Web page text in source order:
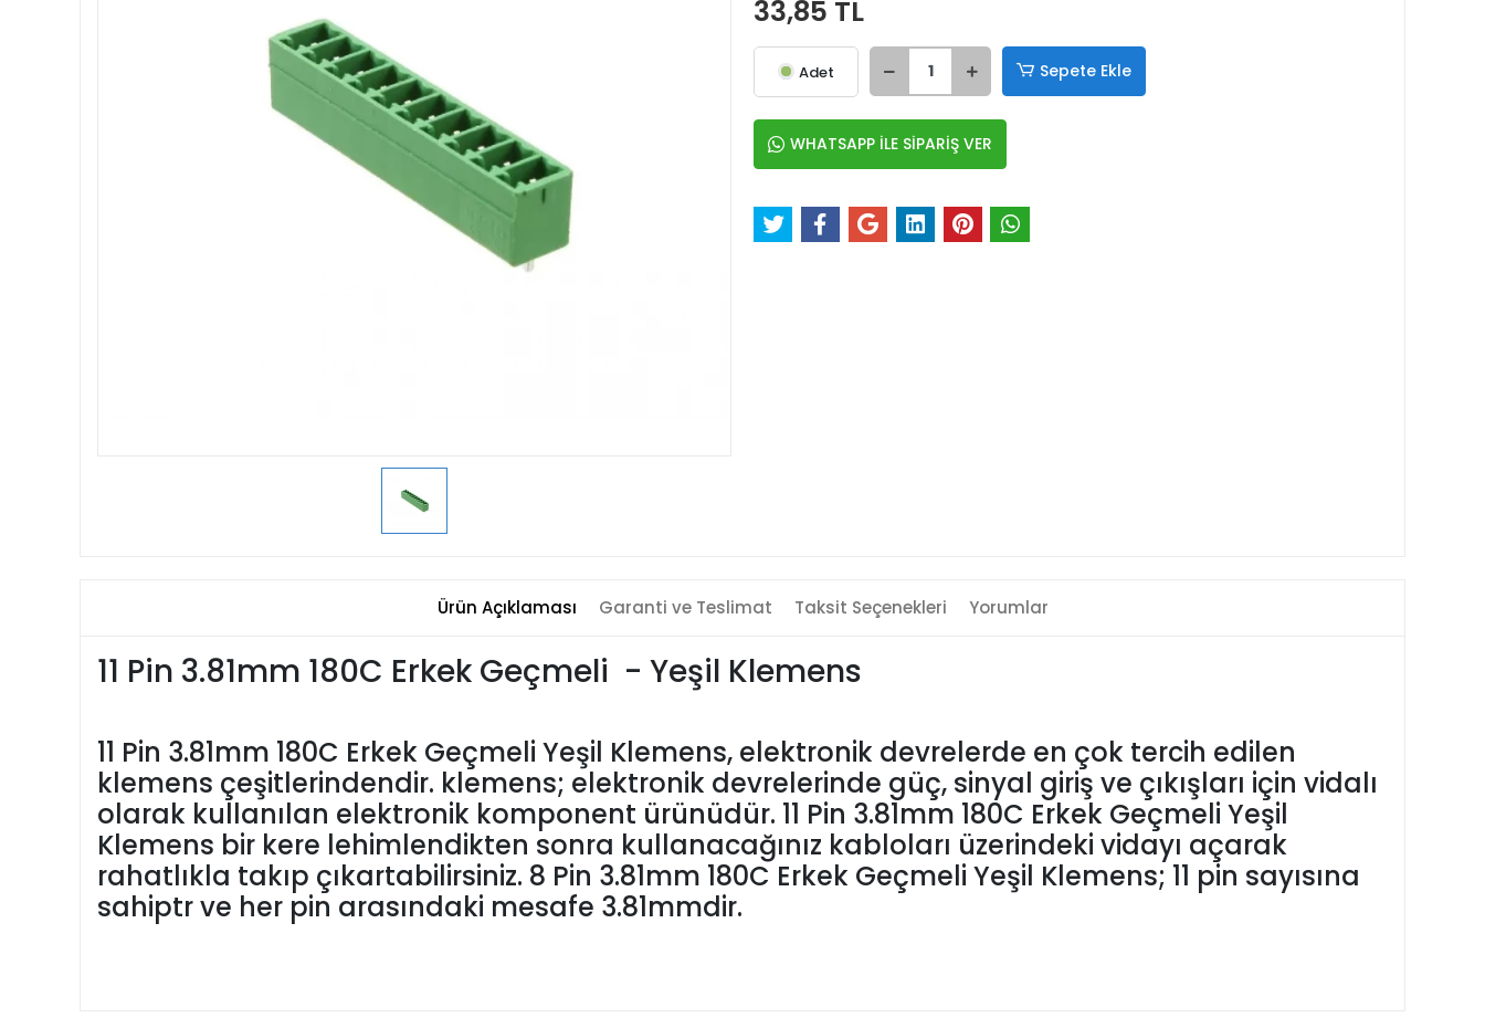
33,85 TL
Adet Sepete Ekle
WHATSAPP İLE SİPARİŞ VER
Ürün Açıklaması Garanti ve Teslimat Taksit Seçenekleri Yorumlar
11 Pin 3.81mm 180C Erkek Geçmeli - Yeşil Klemens
11 Pin 3.81mm 180C Erkek Geçmeli Yeşil Klemens, elektronik devrelerde en çok tercih edilen
klemens çeşitlerindendir. klemens; elektronik devrelerinde güç, sinyal giriş ve çıkışları için vidalı
olarak kullanılan elektronik komponent ürünüdür. 11 Pin 3.81mm 180C Erkek Geçmeli Yeşil
Klemens bir kere lehimlendikten sonra kullanacağınız kabloları üzerindeki vidayı açarak
rahatlıkla takıp çıkartabilirsiniz. 8 Pin 3.81mm 180C Erkek Geçmeli Yeşil Klemens; 11 pin sayısına
sahiptr ve her pin arasındaki mesafe 3.81mmdir.